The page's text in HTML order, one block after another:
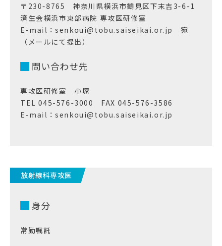
〒230-8765 神奈川県横浜市鶴見区下末吉3-6-1
済生会横浜市東部病院 専攻医研修室
E-mail：senkoui@tobu.saiseikai.or.jp 宛
（メールにて提出）
問い合わせ先
専攻医研修室 小塚
TEL 045-576-3000 FAX 045-576-3586
E-mail：senkoui@tobu.saiseikai.or.jp
放射線科専攻医
身分
常勤嘱託